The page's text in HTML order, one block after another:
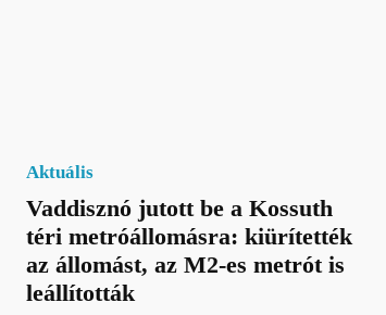
Aktuális
Vaddisznó jutott be a Kossuth
téri metróállomásra: kiürítették
az állomást, az M2-es metrót is
leállították